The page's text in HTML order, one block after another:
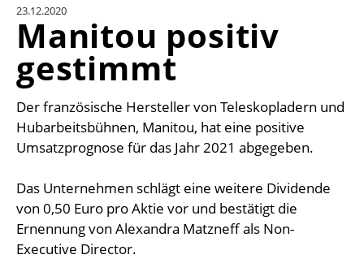
EINHEITENKONVERTER
KONTAKT
23.12.2020
Manitou positiv
gestimmt
Der französische Hersteller von Teleskopladern und
Hubarbeitsbühnen, Manitou, hat eine positive
Umsatzprognose für das Jahr 2021 abgegeben.
Das Unternehmen schlägt eine weitere Dividende
von 0,50 Euro pro Aktie vor und bestätigt die
Ernennung von Alexandra Matzneff als Non-
Executive Director.